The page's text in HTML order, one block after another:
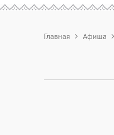
Главная Афиша